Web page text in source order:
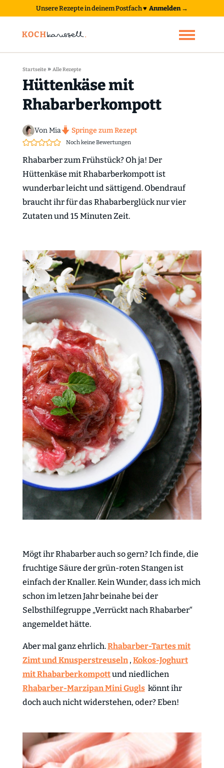
Unsere Rezepte in deinem Postfach♥ Anmelden →
Startseite» Alle Rezepte
Hüttenkäse mit
Rhabarberkompott
Von Mia Springe zum Rezept
Noch keine Bewertungen
Rhabarber zum Frühstück? Oh ja! Der
Hüttenkäse mit Rhabarberkompott ist
wunderbar leicht und sättigend. Obendrauf
braucht ihr für das Rhabarberglück nur vier
Zutaten und 15 Minuten Zeit.
Mögt ihr Rhabarber auch so gern? Ich finde, die
fruchtige Säure der grün-roten Stangen ist
einfach der Knaller. Kein Wunder, dass ich mich
schon im letzen Jahr beinahe bei der
Selbsthilfegruppe „Verrückt nach Rhabarber“
angemeldet hätte.
Aber mal ganz ehrlich.Rhabarber-Tartes mit
Zimt und Knusperstreuseln, Kokos-Joghurt
mit Rhabarberkompottund niedlichen
Rhabarber-Marzipan Mini Guglskönnt ihr
doch auch nicht widerstehen, oder? Eben!